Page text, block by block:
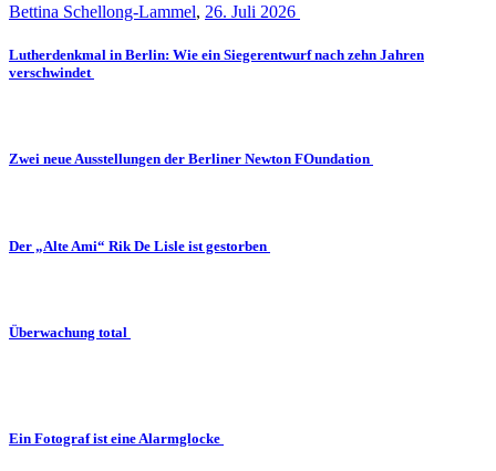
Bettina Schellong-Lammel, 26. Juli 2026
Lutherdenkmal in Berlin: Wie ein Siegerentwurf nach zehn Jahren
verschwindet
Zwei neue Ausstellungen der Berliner Newton FOundation
Der „Alte Ami“ Rik De Lisle ist gestorben
Überwachung total
Ein Fotograf ist eine Alarmglocke